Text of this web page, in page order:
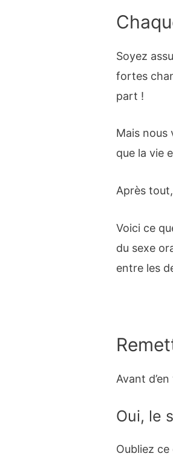
Soyez
fortes
part !
Mais nous
que la vie
Après
Voici ce
du sexe
entre les
Avant
Oui, le
Oubliez